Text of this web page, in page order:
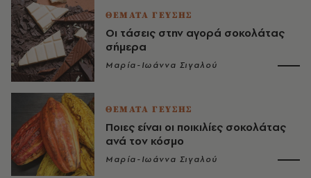
ΘΕΜΑΤΑ ΓΕΥΣΗΣ
Οι τάσεις στην αγορά σοκολάτας
σήμερα
Μαρία-Ιωάννα Σιγαλού
ΘΕΜΑΤΑ ΓΕΥΣΗΣ
Ποιες είναι οι ποικιλίες σοκολάτας
ανά τον κόσμο
Μαρία-Ιωάννα Σιγαλού